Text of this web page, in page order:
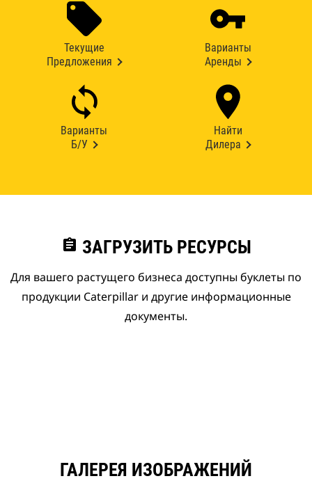
Текущие
Предложения
Варианты
Аренды
Варианты
Б/У
Найти
Дилера
assignment ЗАГРУЗИТЬ РЕСУРСЫ
Для вашего растущего бизнеса доступны буклеты по
продукции Caterpillar и другие информационные
документы.
ГАЛЕРЕЯ ИЗОБРАЖЕНИЙ